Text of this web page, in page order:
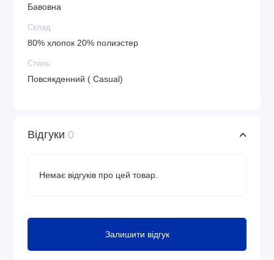
Бавовна
Склад
80% хлопок 20% полиэстер
Стиль
Повсякденний ( Casual)
Відгуки 0
Немає відгуків про цей товар.
Залишити відгук